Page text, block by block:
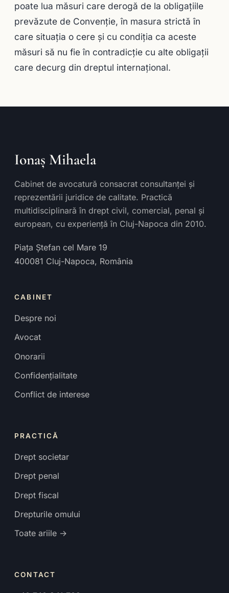
poate lua măsuri care derogă de la obligaţiile
prevăzute de Convenţie, în masura strictă în
care situaţia o cere şi cu condiţia ca aceste
măsuri să nu fie în contradicţie cu alte obligaţii
care decurg din dreptul internaţional.
Ionaș Mihaela
Cabinet de avocatură consacrat consultanței și
reprezentării juridice de calitate. Practică
multidisciplinară în drept civil, comercial, penal și
european, cu experiență în Cluj-Napoca din 2010.
Piața Ștefan cel Mare 19
400081 Cluj-Napoca, România
CABINET
Despre noi
Avocat
Onorarii
Confidențialitate
Conflict de interese
PRACTICĂ
Drept societar
Drept penal
Drept fiscal
Drepturile omului
Toate ariile →
CONTACT